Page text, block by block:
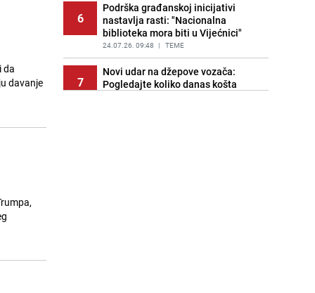
da
davanje
6
Podrška građanskoj inicijativi
nastavlja rasti: "Nacionalna
biblioteka mora biti u Vijećnici"
24.07.26. 09:48 | TEME
7
Novi udar na džepove vozača:
Pogledajte koliko danas košta